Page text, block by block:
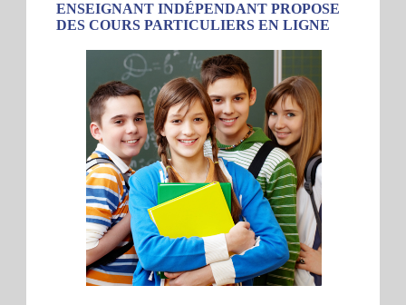
ENSEIGNANT INDÉPENDANT PROPOSE
DES COURS PARTICULIERS EN LIGNE